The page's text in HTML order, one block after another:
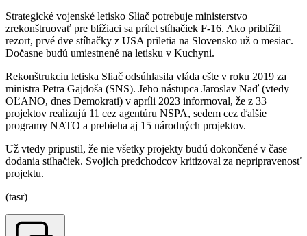
Strategické vojenské letisko Sliač potrebuje ministerstvo
zrekonštruovať pre blížiaci sa prílet stíhačiek F-16. Ako priblížil
rezort, prvé dve stíhačky z USA priletia na Slovensko už o mesiac.
Dočasne budú umiestnené na letisku v Kuchyni.
Rekonštrukciu letiska Sliač odsúhlasila vláda ešte v roku 2019 za
ministra Petra Gajdoša (SNS). Jeho nástupca Jaroslav Naď (vtedy
OĽANO, dnes Demokrati) v apríli 2023 informoval, že z 33
projektov realizujú 11 cez agentúru NSPA, sedem cez ďalšie
programy NATO a prebieha aj 15 národných projektov.
Už vtedy pripustil, že nie všetky projekty budú dokončené v čase
dodania stíhačiek. Svojich predchodcov kritizoval za nepripravenosť
projektu.
(tasr)